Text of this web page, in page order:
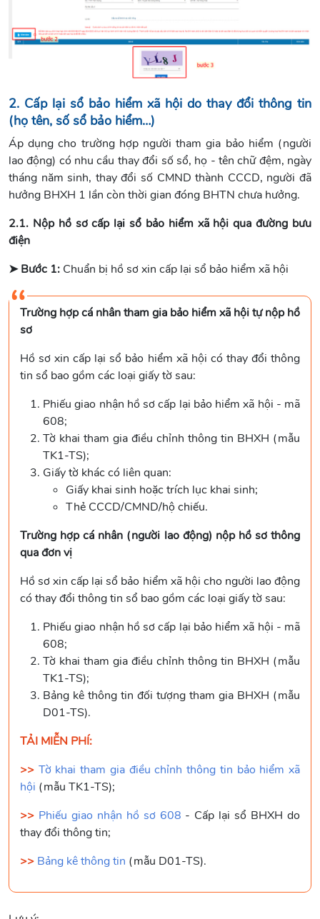
2. Cấp lại sổ bảo hiểm xã hội do thay đổi thông tin
(họ tên, số sổ bảo hiểm…)
Áp dụng cho trường hợp người tham gia bảo hiểm (người
lao động) có nhu cầu thay đổi số sổ, họ - tên chữ đệm, ngày
tháng năm sinh, thay đổi số CMND thành CCCD, người đã
hưởng BHXH 1 lần còn thời gian đóng BHTN chưa hưởng.
2.1. Nộp hồ sơ cấp lại sổ bảo hiểm xã hội qua đường bưu
điện
➤ Bước 1: Chuẩn bị hồ sơ xin cấp lại sổ bảo hiểm xã hội
Trường hợp cá nhân tham gia bảo hiểm xã hội tự nộp hồ
sơ
Hồ sơ xin cấp lại sổ bảo hiểm xã hội có thay đổi thông
tin sổ bao gồm các loại giấy tờ sau:
Phiếu giao nhận hồ sơ cấp lại bảo hiểm xã hội - mã
608;
Tờ khai tham gia điều chỉnh thông tin BHXH (mẫu
TK1-TS);
Giấy tờ khác có liên quan:
Giấy khai sinh hoặc trích lục khai sinh;
Thẻ CCCD/CMND/hộ chiếu.
Trường hợp cá nhân (người lao động) nộp hồ sơ thông
qua đơn vị
Hồ sơ xin cấp lại sổ bảo hiểm xã hội cho người lao động
có thay đổi thông tin sổ bao gồm các loại giấy tờ sau:
Phiếu giao nhận hồ sơ cấp lại bảo hiểm xã hội - mã
608;
Tờ khai tham gia điều chỉnh thông tin BHXH (mẫu
TK1-TS);
Bảng kê thông tin đối tượng tham gia BHXH (mẫu
D01-TS).
TẢI MIỄN PHÍ:
>> Tờ khai tham gia điều chỉnh thông tin bảo hiểm xã
hội (mẫu TK1-TS);
>> Phiếu giao nhận hồ sơ 608 - Cấp lại sổ BHXH do
thay đổi thông tin;
>> Bảng kê thông tin (mẫu D01-TS).